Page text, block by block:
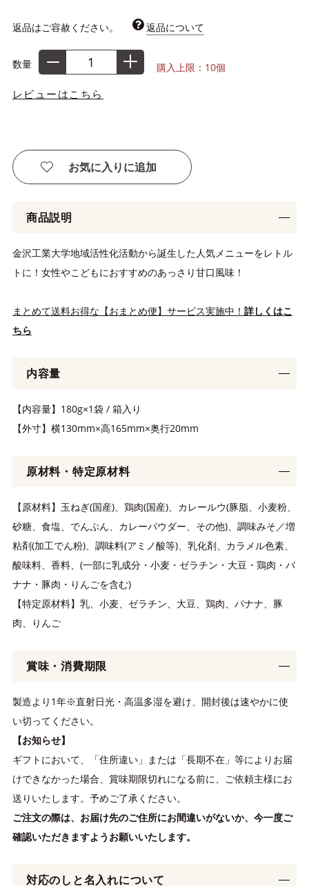
返品はご容赦ください。 返品について
数量 購入上限：10個
レビューはこちら
お気に入りに追加
商品説明
金沢工業大学地域活性化活動から誕生した人気メニューをレトル
トに！女性やこどもにおすすめのあっさり甘口風味！
まとめて送料お得な【おまとめ便】サービス実施中！ 詳しくはこ
ちら
内容量
【内容量】180g×1袋 / 箱入り
【外寸】横130mm×高165mm×奥行20mm
原材料・特定原材料
【原材料】玉ねぎ(国産)、鶏肉(国産)、カレールウ(豚脂、小麦粉、
砂糖、食塩、でんぷん、カレーパウダー、その他)、調味みそ／増
粘剤(加工でん粉)、調味料(アミノ酸等)、乳化剤、カラメル色素、
酸味料、香料、(一部に乳成分・小麦・ゼラチン・大豆・鶏肉・バ
ナナ・豚肉・りんごを含む)
【特定原材料】乳、小麦、ゼラチン、大豆、鶏肉、バナナ、豚
肉、りんご
賞味・消費期限
製造より1年※直射日光・高温多湿を避け、開封後は速やかに使
い切ってください。
【お知らせ】
ギフトにおいて、「住所違い」または「長期不在」等によりお届
けできなかった場合、賞味期限切れになる前に、ご依頼主様にお
送りいたします。予めご了承ください。
ご注文の際は、お届け先のご住所にお間違いがないか、今一度ご
確認いただきますようお願いいたします。
対応のしと名入れについて